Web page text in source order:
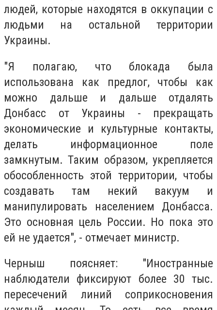
людей, которые находятся в оккупации с
людьми на остальной территории
Украины.
"Я полагаю, что блокада была
использована как предлог, чтобы как
можно дальше и дальше отдалять
Донбасс от Украины - прекращать
экономические и культурные контакты,
делать информационное поле
замкнутым. Таким образом, укрепляется
обособленность этой территории, чтобы
создавать там некий вакуум и
манипулировать населением Донбасса.
Это основная цель России. Но пока это
ей не удается", - отмечает министр.
Черныш поясняет: "Иностранные
наблюдатели фиксируют более 30 тыс.
пересечений линий соприкосновения